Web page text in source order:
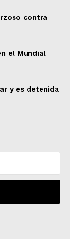
contra
el Mundial
y es detenida